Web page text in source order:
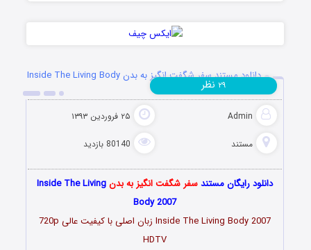
دانلود مستند سفر شگفت انگیز به بدن Inside The Living Body
2007
Admin ۲۵ فروردین ۱۳۹۳
مستند 80140 بازدید
۲۹ نظر
دانلود رایگان مستندسفر شگفت انگیز به بدنInside The Living
Body 2007
Inside The Living Body 2007 زبان اصلی با کیفیت عالی 720p
HDTV